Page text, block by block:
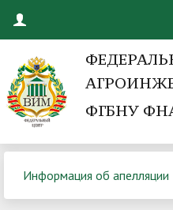
ФГБНУ
Информация об апелляции